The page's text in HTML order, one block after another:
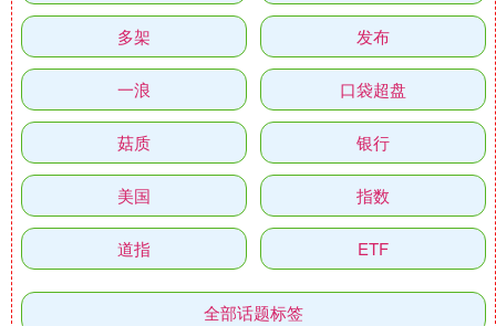
多架 发布
一浪 口袋超盘
菇质 银行
美国 指数
道指 ETF
全部话题标签